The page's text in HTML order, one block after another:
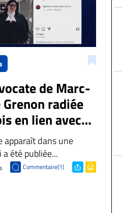
de Marc-
radiée
en lien avec
»
apparaît dans une
été publiée...
Commentaire(1)